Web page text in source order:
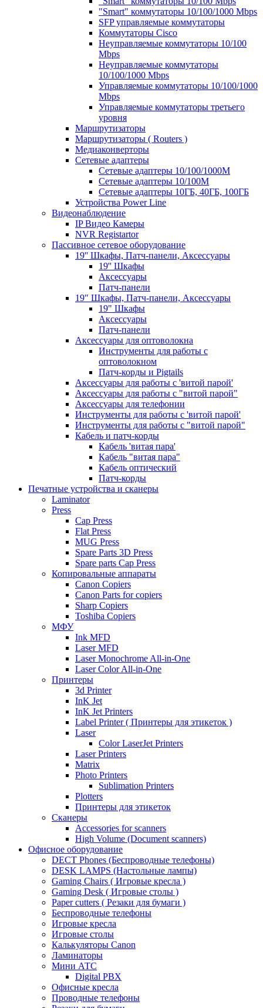
"Smart" коммутаторы 10/100/1000 Mbps
SFP управляемые коммутаторы
Коммутаторы Cisco
Неуправляемые коммутаторы 10/100
Mbps
Неуправляемые коммутаторы
10/100/1000 Mbps
Управляемые коммутаторы 10/100/1000
Mbps
Управляемые коммутаторы третьего
уровня
Маршрутизаторы
Маршрутизаторы ( Routers )
Медиаконверторы
Сетевые адаптеры
Сетевые адаптеры 10/100/1000М
Сетевые адаптеры 10/100M
Сетевые адаптеры 10ГБ, 40ГБ, 100ГБ
Устройства Power Line
Видеонаблюдение
IP Видео Камеры
NVR Registartor
Пассивное сетевое оборудование
19'' Шкафы, Патч-панели, Аксессуары
19'' Шкафы
Аксессуары
Патч-панели
19" Шкафы, Патч-панели, Аксессуары
19" Шкафы
Аксессуары
Патч-панели
Аксессуары для оптоволокна
Инструменты для работы с
оптоволокном
Патч-корды и Pigtails
Аксессуары для работы с 'витой парой'
Аксессуары для работы с "витой парой"
Аксессуары для телефонии
Инструменты для работы с 'витой парой'
Инструменты для работы с "витой парой"
Кабель и патч-корды
Кабель 'витая пара'
Кабель "витая пара"
Кабель оптический
Патч-корды
Печатные устройства и сканеры
Laminator
Press
Cap Press
Flat Press
MUG Press
Spare Parts 3D Press
Spare parts Cap Press
Копировальные аппараты
Canon Copiers
Canon Parts for copiers
Sharp Copiers
Toshiba Copiers
МФУ
Ink MFD
Laser MFD
Laser Monochrome All-in-One
Laser Color All-in-One
Принтеры
3d Printer
InK Jet
InK Jet Printers
Label Printer ( Принтеры для этикеток )
Laser
Color LaserJet Printers
Laser Printers
Matrix
Photo Printers
Sublimation Printers
Plotters
Принтеры для этикеток
Сканеры
Accessories for scanners
High Volume (Document scanners)
Офисное оборудование
DECT Phones (Беспроводные телефоны)
DESK LAMPS (Настольные лампы)
Gaming Chairs ( Игровые кресла )
Gaming Desk ( Игровые столы )
Paper cutters ( Резаки для бумаги )
Беспроводные телефоны
Игровые кресла
Игровые столы
Калькуляторы Canon
Ламинаторы
Мини АТС
Digital PBX
Офисные кресла
Проводные телефоны